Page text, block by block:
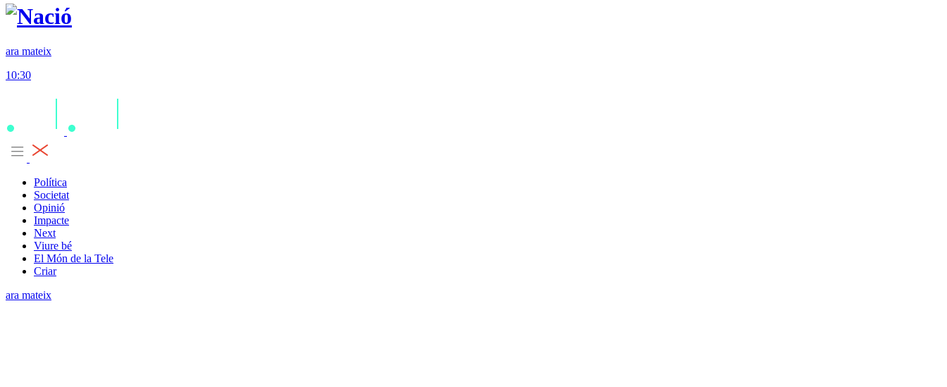
ara mateix
10:30
Política
Societat
Opinió
Impacte
Next
Viure bé
El Món de la Tele
Criar
ara mateix